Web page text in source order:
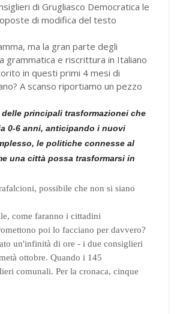
di Grugliasco Democratica le
di modifica del testo
ma la gran parte degli
grammatica e riscrittura in Italiano
in questi primi 4 mesi di
A scanso riportiamo un pezzo
principali trasformazionei che
0-6 anni, anticipando i nuovi
le politiche connesse al
una città possa trasformarsi in
possibile che non si siano
come faranno i cittadini
poi lo facciano per davvero?
un'infinità di ore - i due consiglieri
ottobre. Quando i 145
comunali. Per la cronaca, cinque